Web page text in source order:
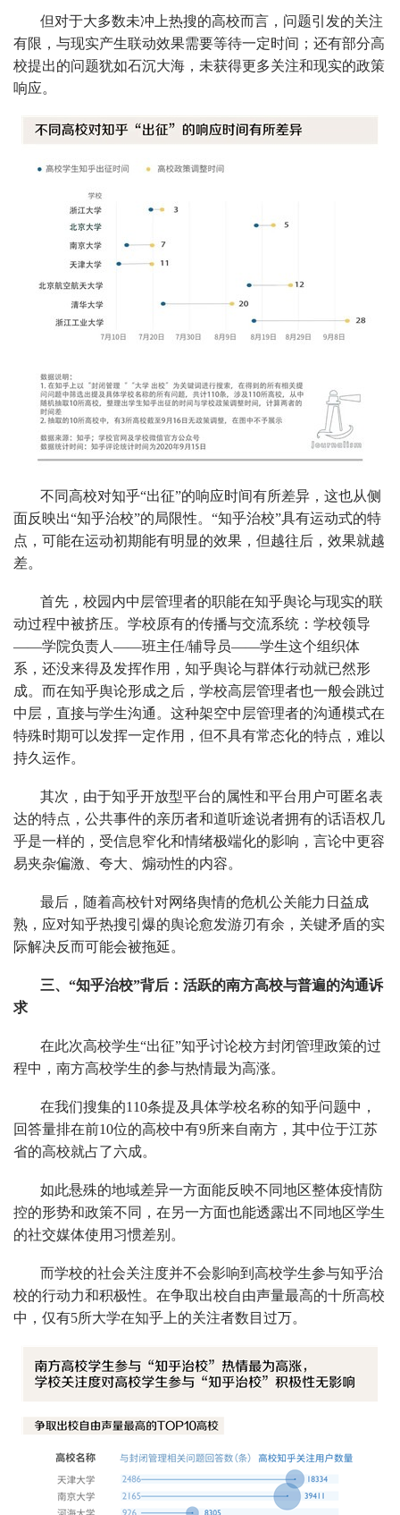
但对于大多数未冲上热搜的高校而言，问题引发的关注
有限，与现实产生联动效果需要等待一定时间；还有部分高
校提出的问题犹如石沉大海，未获得更多关注和现实的政策
响应。
不同高校对知乎“出征”的响应时间有所差异，这也从侧
面反映出“知乎治校”的局限性。“知乎治校”具有运动式的特
点，可能在运动初期能有明显的效果，但越往后，效果就越
差。
首先，校园内中层管理者的职能在知乎舆论与现实的联
动过程中被挤压。学校原有的传播与交流系统：学校领导
——学院负责人——班主任/辅导员——学生这个组织体
系，还没来得及发挥作用，知乎舆论与群体行动就已然形
成。而在知乎舆论形成之后，学校高层管理者也一般会跳过
中层，直接与学生沟通。这种架空中层管理者的沟通模式在
特殊时期可以发挥一定作用，但不具有常态化的特点，难以
持久运作。
其次，由于知乎开放型平台的属性和平台用户可匿名表
达的特点，公共事件的亲历者和道听途说者拥有的话语权几
乎是一样的，受信息窄化和情绪极端化的影响，言论中更容
易夹杂偏激、夸大、煽动性的内容。
最后，随着高校针对网络舆情的危机公关能力日益成
熟，应对知乎热搜引爆的舆论愈发游刃有余，关键矛盾的实
际解决反而可能会被拖延。
三、“知乎治校”背后：活跃的南方高校与普遍的沟通诉
求
在此次高校学生“出征”知乎讨论校方封闭管理政策的过
程中，南方高校学生的参与热情最为高涨。
在我们搜集的110条提及具体学校名称的知乎问题中，
回答量排在前10位的高校中有9所来自南方，其中位于江苏
省的高校就占了六成。
如此悬殊的地域差异一方面能反映不同地区整体疫情防
控的形势和政策不同，在另一方面也能透露出不同地区学生
的社交媒体使用习惯差别。
而学校的社会关注度并不会影响到高校学生参与知乎治
校的行动力和积极性。在争取出校自由声量最高的十所高校
中，仅有5所大学在知乎上的关注者数目过万。